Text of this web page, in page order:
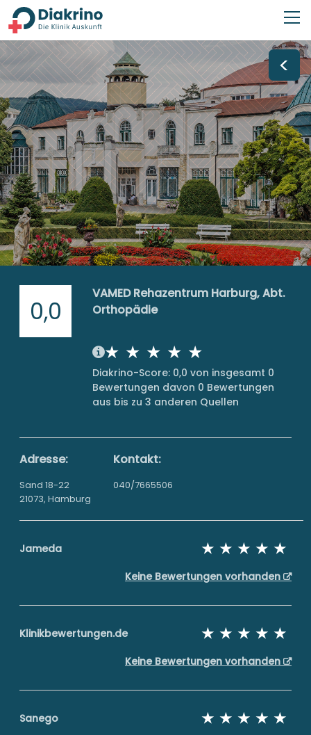
<
0,0
VAMED Rehazentrum Harburg, Abt.
Orthopädie
Diakrino-Score: 0,0 von insgesamt 0
Bewertungen davon 0 Bewertungen
aus bis zu 3 anderen Quellen
Adresse:
Sand 18-22
21073, Hamburg
Kontakt:
040/7665506
Jameda
Keine Bewertungen vorhanden
Klinikbewertungen.de
Keine Bewertungen vorhanden
Sanego